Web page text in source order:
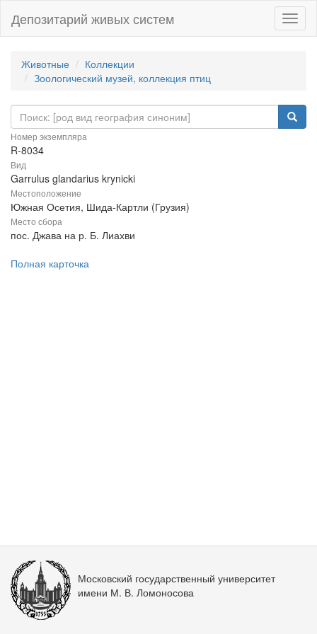
Депозитарий живых систем
Животные
Коллекции
Зоологический музей, коллекция птиц
Номер экземпляра
R-8034
Вид
Garrulus glandarius krynicki
Местоположение
Южная Осетия, Шида-Картли (Грузия)
Место сбора
пос. Джава на р. Б. Лиахви
Полная карточка
Московский государственный университет
имени М. В. Ломоносова